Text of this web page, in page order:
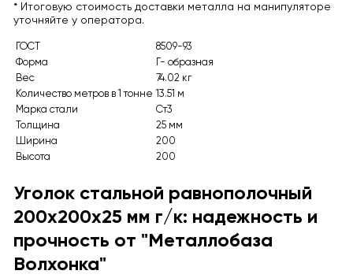
* Итоговую стоимость доставки металла на манипуляторе
уточняйте у оператора.
ГОСТ
8509-93
Форма
Г- образная
Вес
74.02 кг
Количество метров в 1 тонне 13.51 м
Марка стали
Ст3
Толщина
25 мм
Ширина
200
Высота
200
Уголок стальной равнополочный
200x200x25 мм г/к: надежность и
прочность от "Металлобаза
Волхонка"